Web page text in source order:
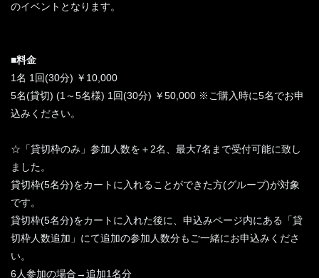
のイベントとなります。
■料金
1名 1回(30分) ￥10,000
5名(貸切) (1～5名様) 1回(30分) ￥50,000 ※ご購入時に5名でお申
込みください。
☆「貸切枠のみ」参加人数を＋2名、最大7名まで受付可能に致し
ました。
貸切枠(5名分)をカートに入れることができた方(グループ)が対象
です。
貸切枠(5名分)をカートに入れた後に、申込みページ内にある「貸
切枠人数追加」にて追加の参加人数分もご一緒にお申込みくださ
い。
6人参加の場合→追加1名分